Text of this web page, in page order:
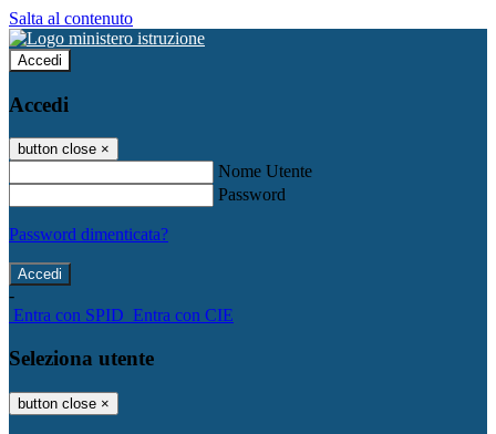
Salta al contenuto
Accedi
Accedi
button close ×
Nome Utente
Password
Password dimenticata?
-
Entra con SPID Entra con CIE
Seleziona utente
button close ×